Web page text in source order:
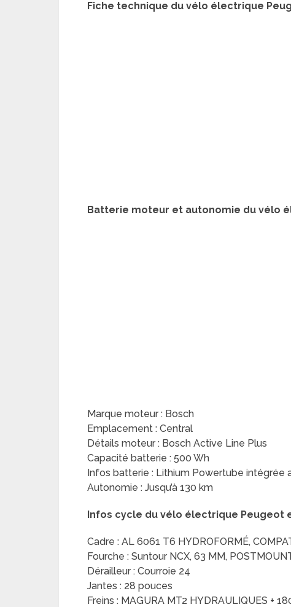
Fiche technique du vélo électrique
Batterie moteur et autonomie du vélo
Marque moteur : Bosch
Emplacement : Central
Détails moteur : Bosch Active Line Plus
Capacité batterie : 500 Wh
Infos batterie : Lithium Powertube intégrée
Autonomie : Jusqu’à 130 km
Infos cycle du vélo électrique Peugeot
Cadre : AL 6061 T6 HYDROFORMÉ,
Fourche : Suntour NCX, 63 MM,
Dérailleur : Courroie 24
Jantes : 28 pouces
Freins : MAGURA MT2 HYDRAULIQUES +